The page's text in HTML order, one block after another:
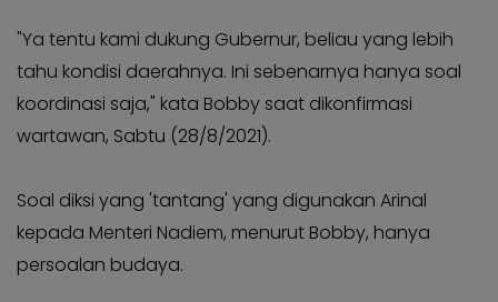
Kagol
KADER
"Ya tentu kami dukung Gubernur, beliau yang lebih
tahu kondisi daerahnya. Ini sebenarnya hanya soal
koordinasi saja," kata Bobby saat dikonfirmasi
wartawan, Sabtu (28/8/2021).
Soal diksi yang 'tantang' yang digunakan Arinal
kepada Menteri Nadiem, menurut Bobby, hanya
persoalan budaya.